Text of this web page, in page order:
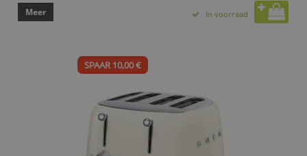
Meer In voorraad
SPAAR 10,00 €